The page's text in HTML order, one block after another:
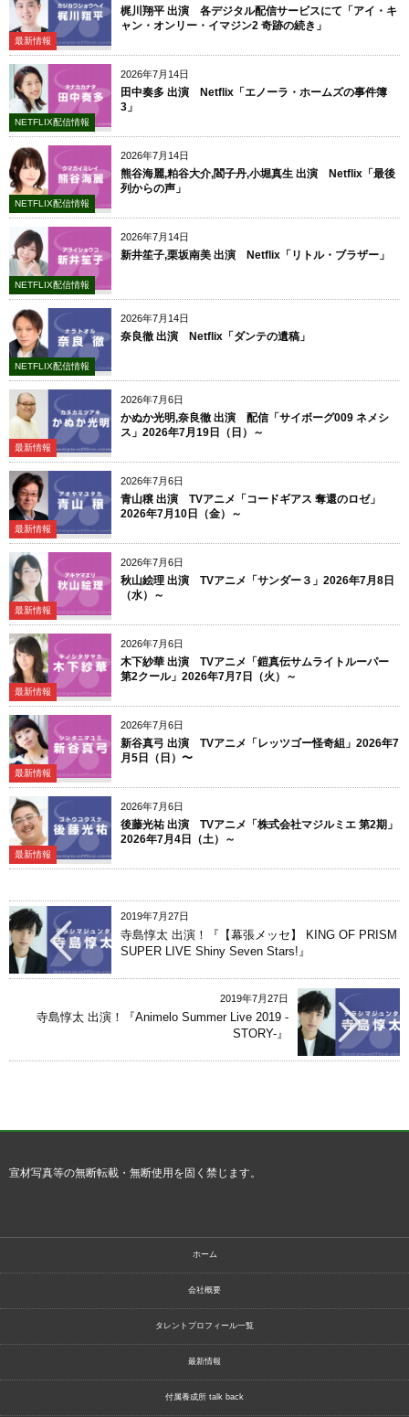
最新情報
梶川翔平 出演 各デジタル配信サービスにて「アイ・キ
ャン・オンリー・イマジン2 奇跡の続き」
2026年7月14日
NETFLIX配信情報
田中奏多 出演 Netflix「エノーラ・ホームズの事件簿
3」
2026年7月14日
NETFLIX配信情報
熊谷海麗,粕谷大介,閻子丹,小堀真生 出演 Netflix「最後
列からの声」
2026年7月14日
NETFLIX配信情報
新井笙子,栗坂南美 出演 Netflix「リトル・ブラザー」
2026年7月14日
NETFLIX配信情報
奈良徹 出演 Netflix「ダンテの遺稿」
2026年7月6日
最新情報
かぬか光明,奈良徹 出演 配信「サイボーグ009 ネメシ
ス」2026年7月19日（日）～
2026年7月6日
最新情報
青山穣 出演 TVアニメ「コードギアス 奪還のロゼ」
2026年7月10日（金）～
2026年7月6日
最新情報
秋山絵理 出演 TVアニメ「サンダー３」2026年7月8日
（水）～
2026年7月6日
最新情報
木下紗華 出演 TVアニメ「鎧真伝サムライトルーパー
第2クール」2026年7月7日（火）～
2026年7月6日
最新情報
新谷真弓 出演 TVアニメ「レッツゴー怪奇組」2026年7
月5日（日）〜
2026年7月6日
最新情報
後藤光祐 出演 TVアニメ「株式会社マジルミエ 第2期」
2026年7月4日（土）～
2019年7月27日
寺島惇太 出演！『【幕張メッセ】 KING OF PRISM
SUPER LIVE Shiny Seven Stars!』
2019年7月27日
寺島惇太 出演！『Animelo Summer Live 2019 -
STORY-』
宣材写真等の無断転載・無断使用を固く禁じます。
ホーム
会社概要
タレントプロフィール一覧
最新情報
付属養成所 talk back